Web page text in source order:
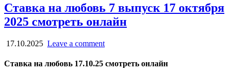
Ставка на любовь 7 выпуск 17 октября
2025 смотреть онлайн
17.10.2025 Leave a comment
Ставка на любовь 17.10.25 смотреть онлайн